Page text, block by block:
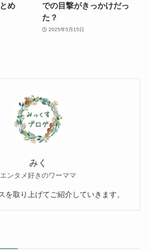
め
での目撃がきっかけだっ
た？
2025年5月15日
みく
エンタメ好きのワーママ
を取り上げてご紹介していきます。